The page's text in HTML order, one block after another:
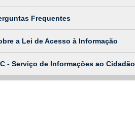
Frequentes
a Lei de Acesso à Informação
- Serviço de Informações ao Cidadão